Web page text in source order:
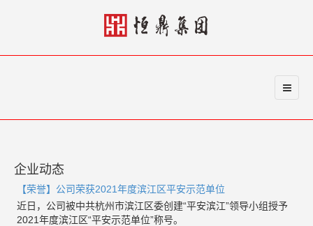
企业动态
【荣誉】公司荣获2021年度滨江区平安示范单位
近日，公司被中共杭州市滨江区委创建“平安滨江”领导小组授予
2021年度滨江区“平安示范单位”称号。